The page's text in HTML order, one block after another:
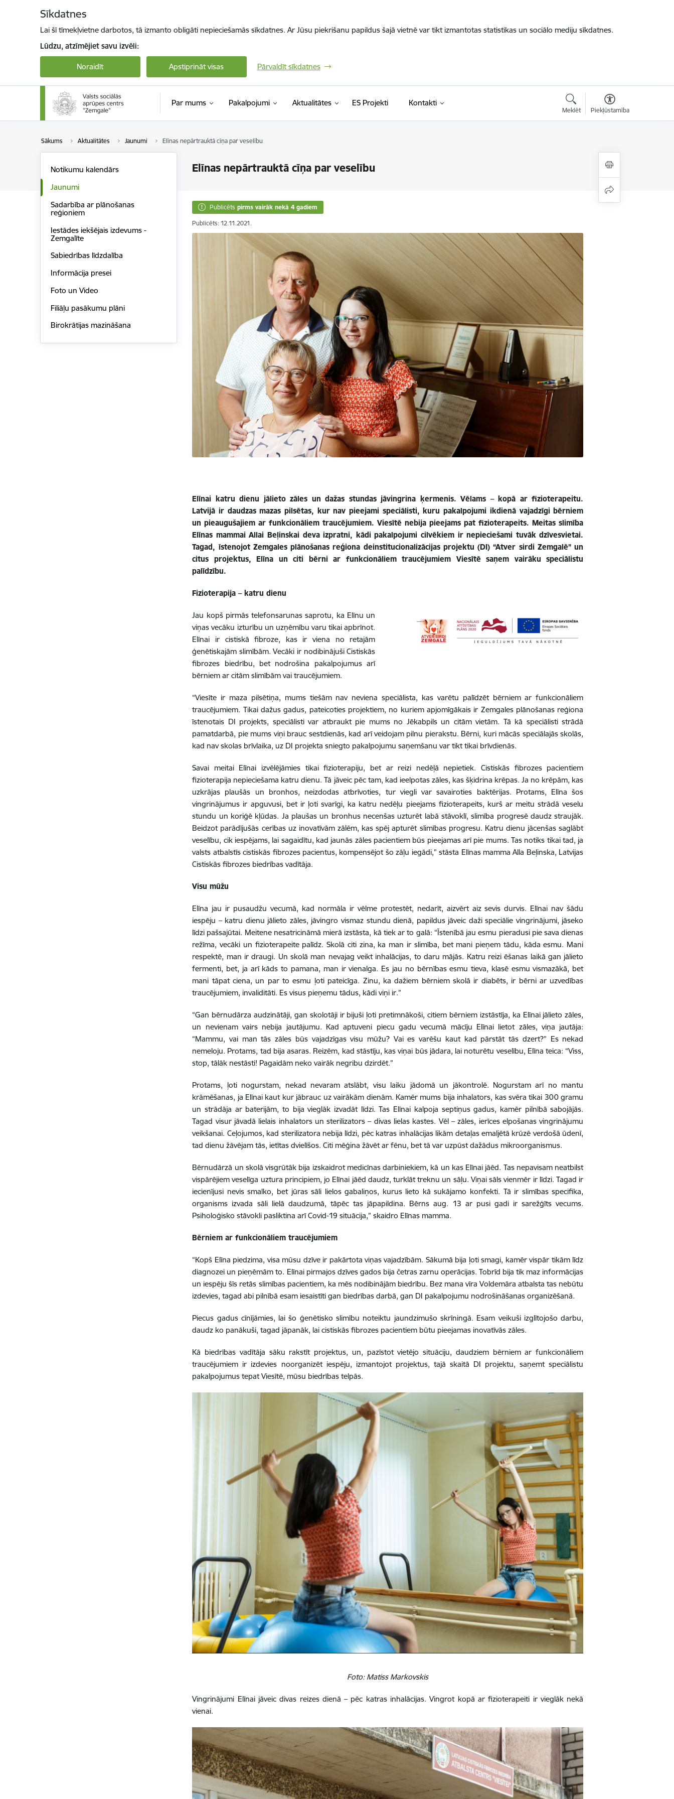
Sīkdatnes
Lai šī tīmekļvietne darbotos, tā izmanto obligāti nepieciešamās sīkdatnes. Ar Jūsu piekrišanu papildus šajā vietnē var tikt izmantotas statistikas un sociālo mediju sīkdatnes.
Lūdzu, atzīmējiet savu izvēli:
Noraidīt Apstiprināt visas Pārvaldīt sīkdatnes
Par mums Pakalpojumi Aktualitātes ES Projekti Kontakti
Meklēt Piekļūstamība
Sākums Aktualitātes Jaunumi Elīnas nepārtrauktā cīņa par veselību
Elīnas nepārtrauktā cīņa par veselību
Notikumu kalendārs
Jaunumi
Sadarbība ar plānošanas
reģioniem
Iestādes iekšējais izdevums -
Zemgalīte
Sabiedrības līdzdalība
Informācija presei
Foto un Video
Filiāļu pasākumu plāni
Birokrātijas mazināšana
Publicēts pirms vairāk nekā 4 gadiem
Publicēts: 12.11.2021.
Elīnai katru dienu jālieto zāles un dažas stundas jāvingrina ķermenis. Vēlams – kopā ar fizioterapeitu.
Latvijā ir daudzas mazas pilsētas, kur nav pieejami speciālisti, kuru pakalpojumi ikdienā vajadzīgi bērniem
un pieaugušajiem ar funkcionāliem traucējumiem. Viesītē nebija pieejams pat fizioterapeits. Meitas slimība
Elīnas mammai Allai Beļinskai deva izpratni, kādi pakalpojumi cilvēkiem ir nepieciešami tuvāk dzīvesvietai.
Tagad, īstenojot Zemgales plānošanas reģiona deinstitucionalizācijas projektu (DI) “Atver sirdi Zemgalē” un
citus projektus, Elīna un citi bērni ar funkcionāliem traucējumiem Viesītē saņem vairāku speciālistu
palīdzību.
Fizioterapija – katru dienu
Jau kopš pirmās telefonsarunas saprotu, ka Elīnu un
viņas vecāku izturību un uzņēmību varu tikai apbrīnot.
Elīnai ir cistiskā fibroze, kas ir viena no retajām
ģenētiskajām slimībām. Vecāki ir nodibinājuši Cistiskās
fibrozes biedrību, bet nodrošina pakalpojumus arī
bērniem ar citām slimībām vai traucējumiem.
“Viesīte ir maza pilsētiņa, mums tiešām nav neviena speciālista, kas varētu palīdzēt bērniem ar funkcionāliem
traucējumiem. Tikai dažus gadus, pateicoties projektiem, no kuriem apjomīgākais ir Zemgales plānošanas reģiona
īstenotais DI projekts, speciālisti var atbraukt pie mums no Jēkabpils un citām vietām. Tā kā speciālisti strādā
pamatdarbā, pie mums viņi brauc sestdienās, kad arī veidojam pilnu pierakstu. Bērni, kuri mācās speciālajās skolās,
kad nav skolas brīvlaika, uz DI projekta sniegto pakalpojumu saņemšanu var tikt tikai brīvdienās.
Savai meitai Elīnai izvēlējāmies tikai fizioterapiju, bet ar reizi nedēļā nepietiek. Cistiskās fibrozes pacientiem
fizioterapija nepieciešama katru dienu. Tā jāveic pēc tam, kad ieelpotas zāles, kas šķidrina krēpas. Ja no krēpām, kas
uzkrājas plaušās un bronhos, neizdodas atbrīvoties, tur viegli var savairoties baktērijas. Protams, Elīna šos
vingrinājumus ir apguvusi, bet ir ļoti svarīgi, ka katru nedēļu pieejams fizioterapeits, kurš ar meitu strādā veselu
stundu un koriģē kļūdas. Ja plaušas un bronhus necenšas uzturēt labā stāvoklī, slimība progresē daudz straujāk.
Beidzot parādījušās cerības uz inovatīvām zālēm, kas spēj apturēt slimības progresu. Katru dienu jācenšas saglābt
veselību, cik iespējams, lai sagaidītu, kad jaunās zāles pacientiem būs pieejamas arī pie mums. Tas notiks tikai tad, ja
valsts atbalstīs cistiskās fibrozes pacientus, kompensējot šo zāļu iegādi,” stāsta Elīnas mamma Alla Beļinska, Latvijas
Cistiskās fibrozes biedrības vadītāja.
Visu mūžu
Elīna jau ir pusaudžu vecumā, kad normāla ir vēlme protestēt, nedarīt, aizvērt aiz sevis durvis. Elīnai nav šādu
iespēju – katru dienu jālieto zāles, jāvingro vismaz stundu dienā, papildus jāveic daži speciālie vingrinājumi, jāseko
līdzi pašsajūtai. Meitene nesatricināmā mierā izstāsta, kā tiek ar to galā: “Īstenībā jau esmu pieradusi pie sava dienas
režīma, vecāki un fizioterapeite palīdz. Skolā citi zina, ka man ir slimība, bet mani pieņem tādu, kāda esmu. Mani
respektē, man ir draugi. Un skolā man nevajag veikt inhalācijas, to daru mājās. Katru reizi ēšanas laikā gan jālieto
fermenti, bet, ja arī kāds to pamana, man ir vienalga. Es jau no bērnības esmu tieva, klasē esmu vismazākā, bet
mani tāpat ciena, un par to esmu ļoti pateicīga. Zinu, ka dažiem bērniem skolā ir diabēts, ir bērni ar uzvedības
traucējumiem, invaliditāti. Es visus pieņemu tādus, kādi viņi ir.”
“Gan bērnudārza audzinātāji, gan skolotāji ir bijuši ļoti pretimnākoši, citiem bērniem izstāstīja, ka Elīnai jālieto zāles,
un nevienam vairs nebija jautājumu. Kad aptuveni piecu gadu vecumā mācīju Elīnai lietot zāles, viņa jautāja:
“Mammu, vai man tās zāles būs vajadzīgas visu mūžu? Vai es varēšu kaut kad pārstāt tās dzert?” Es nekad
nemeloju. Protams, tad bija asaras. Reizēm, kad stāstīju, kas viņai būs jādara, lai noturētu veselību, Elīna teica: “Viss,
stop, tālāk nestāsti! Pagaidām neko vairāk negribu dzirdēt.”
Protams, ļoti nogurstam, nekad nevaram atslābt, visu laiku jādomā un jākontrolē. Nogurstam arī no mantu
krāmēšanas, ja Elīnai kaut kur jābrauc uz vairākām dienām. Kamēr mums bija inhalators, kas svēra tikai 300 gramu
un strādāja ar baterijām, to bija vieglāk izvadāt līdzi. Tas Elīnai kalpoja septiņus gadus, kamēr pilnībā sabojājās.
Tagad visur jāvadā lielais inhalators un sterilizators – divas lielas kastes. Vēl – zāles, ierīces elpošanas vingrinājumu
veikšanai. Ceļojumos, kad sterilizatora nebija līdzi, pēc katras inhalācijas likām detaļas emaljētā krūzē verdošā ūdenī,
tad dienu žāvējam tās, ietītas dvielīšos. Citi mēģina žāvēt ar fēnu, bet tā var uzpūst dažādus mikroorganismus.
Bērnudārzā un skolā visgrūtāk bija izskaidrot medicīnas darbiniekiem, kā un kas Elīnai jāēd. Tas nepavisam neatbilst
vispārējiem veselīga uztura principiem, jo Elīnai jāēd daudz, turklāt treknu un sāļu. Viņai sāls vienmēr ir līdzi. Tagad ir
iecienījusi nevis smalko, bet jūras sāli lielos gabaliņos, kurus lieto kā sukājamo konfekti. Tā ir slimības specifika,
organisms izvada sāli lielā daudzumā, tāpēc tas jāpapildina. Bērns aug. 13 ar pusi gadi ir sarežģīts vecums.
Psiholoģisko stāvokli pasliktina arī Covid-19 situācija,” skaidro Elīnas mamma.
Bērniem ar funkcionāliem traucējumiem
“Kopš Elīna piedzima, visa mūsu dzīve ir pakārtota viņas vajadzībām. Sākumā bija ļoti smagi, kamēr vispār tikām līdz
diagnozei un pieņēmām to. Elīnai pirmajos dzīves gados bija četras zarnu operācijas. Tobrīd bija tik maz informācijas
un iespēju šīs retās slimības pacientiem, ka mēs nodibinājām biedrību. Bez mana vīra Voldemāra atbalsta tas nebūtu
izdevies, tagad abi pilnībā esam iesaistīti gan biedrības darbā, gan DI pakalpojumu nodrošināšanas organizēšanā.
Piecus gadus cīnījāmies, lai šo ģenētisko slimību noteiktu jaundzimušo skrīningā. Esam veikuši izglītojošo darbu,
daudz ko panākuši, tagad jāpanāk, lai cistiskās fibrozes pacientiem būtu pieejamas inovatīvās zāles.
Kā biedrības vadītāja sāku rakstīt projektus, un, pazīstot vietējo situāciju, daudziem bērniem ar funkcionāliem
traucējumiem ir izdevies noorganizēt iespēju, izmantojot projektus, tajā skaitā DI projektu, saņemt speciālistu
pakalpojumus tepat Viesītē, mūsu biedrības telpās.
Foto: Matiss Markovskis
Vingrinājumi Elīnai jāveic divas reizes dienā – pēc katras inhalācijas. Vingrot kopā ar fizioterapeiti ir vieglāk nekā
vienai.